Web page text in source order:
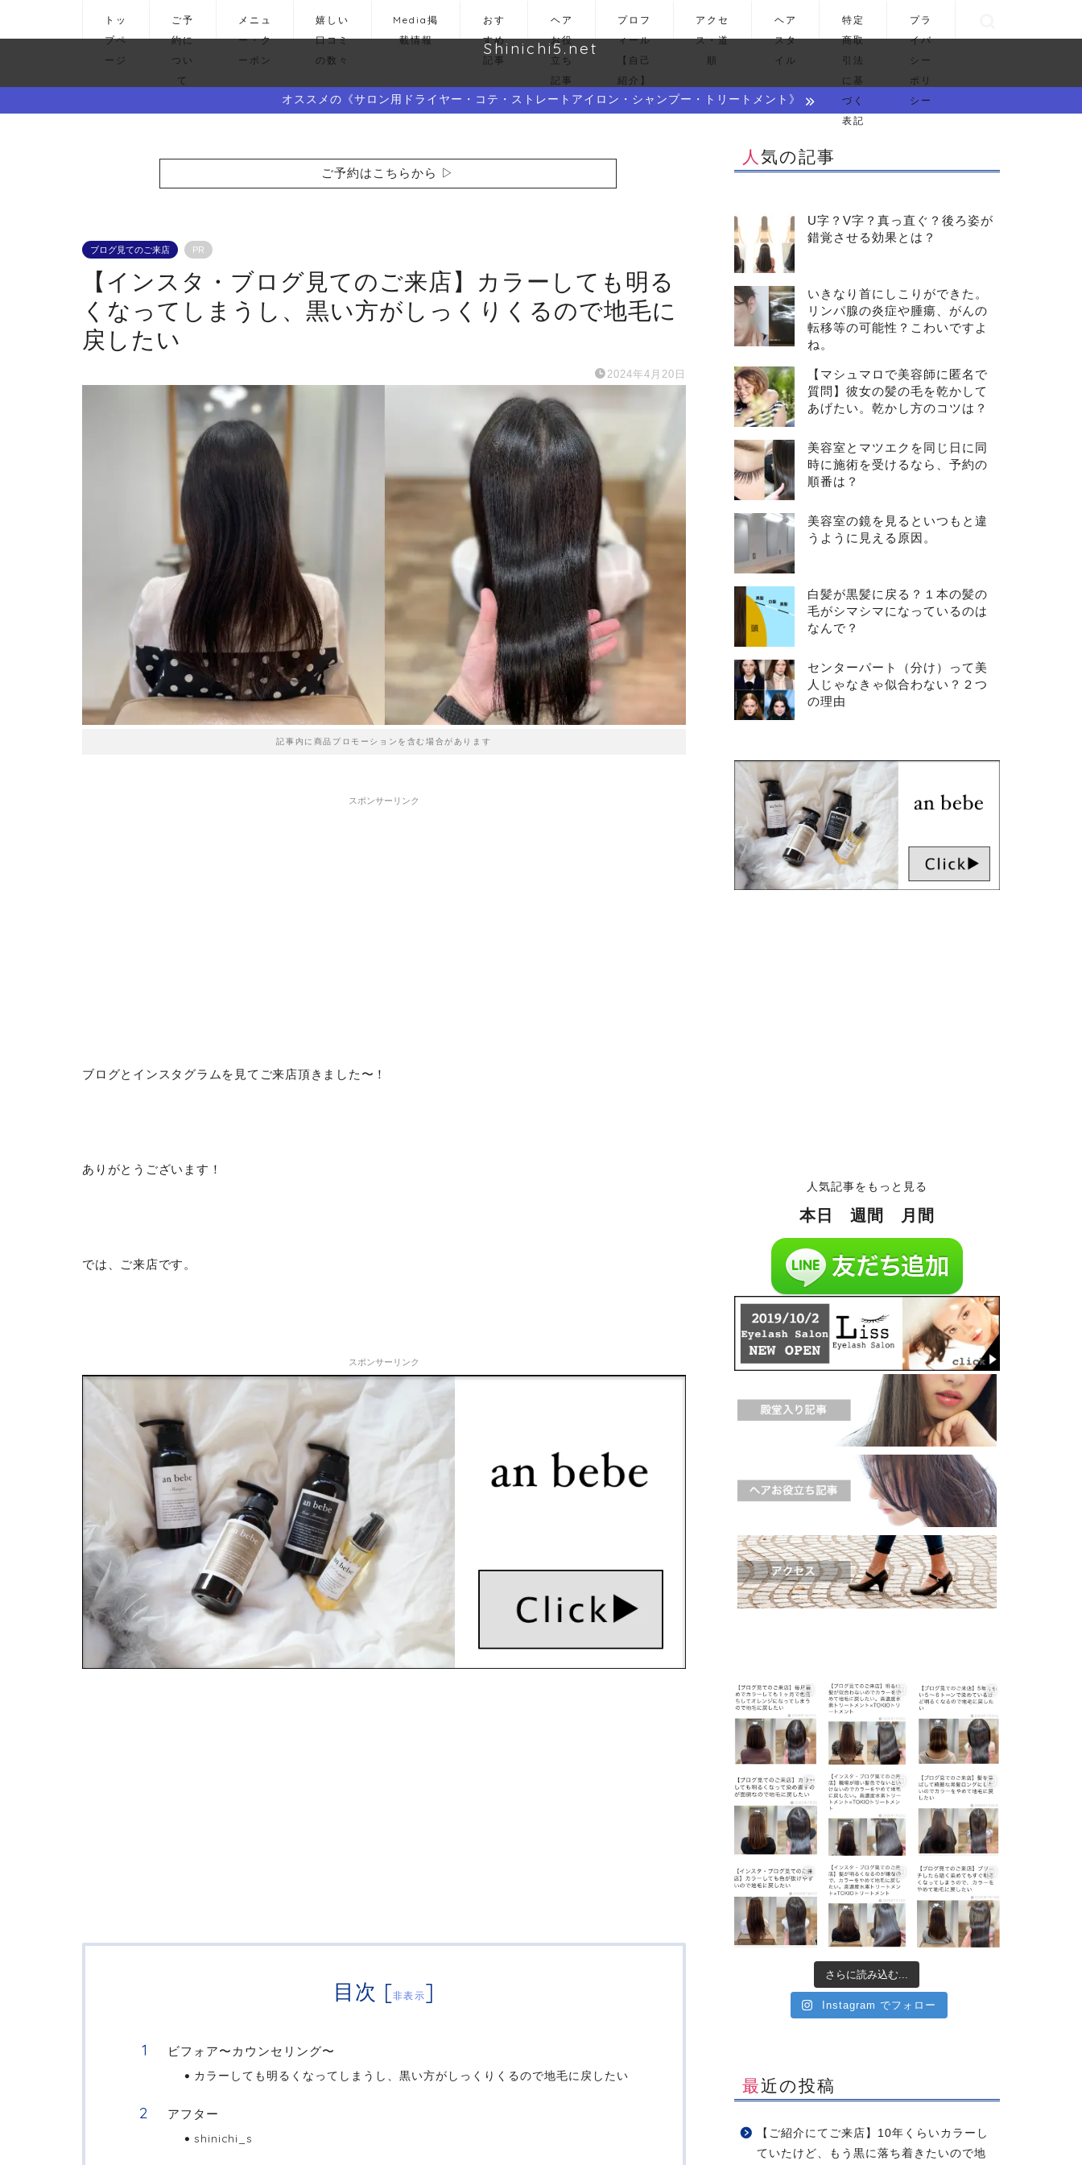
トッ
プペ
ージ
ご予
約に
つい
て
メニュ
ー・ク
ーポン
嬉しい
口コミ
の数々
Media掲
載情報
おす
すめ
記事
ヘア
お役
立ち
記事
プロフ
ィール
【自己
紹介】
アクセ
ス・道
順
ヘア
スタ
イル
特定
商取
引法
に基
づく
表記
プラ
イバ
シー
ポリ
シー
Shinichi5.net
オススメの《サロン用ドライヤー・コテ・ストレートアイロン・シャンプー・トリートメント》
ご予約はこちらから ▷
ブログ見てのご来店 PR
【インスタ・ブログ見てのご来店】カラーしても明る
くなってしまうし、黒い方がしっくりくるので地毛に
戻したい
2024年4月20日
記事内に商品プロモーションを含む場合があります
スポンサーリンク
ブログとインスタグラムを見てご来店頂きました〜！
ありがとうございます！
では、ご来店です。
スポンサーリンク
目次 [非表示]
ビフォア〜カウンセリング〜
カラーしても明るくなってしまうし、黒い方がしっくりくるので地毛に戻したい
アフター
shinichi_s
人気の記事
U字？V字？真っ直ぐ？後ろ姿が
錯覚させる効果とは？
いきなり首にしこりができた。
リンパ腺の炎症や腫瘍、がんの
転移等の可能性？こわいですよ
ね。
【マシュマロで美容師に匿名で
質問】彼女の髪の毛を乾かして
あげたい。乾かし方のコツは？
美容室とマツエクを同じ日に同
時に施術を受けるなら、予約の
順番は？
美容室の鏡を見るといつもと違
うように見える原因。
白髪が黒髪に戻る？１本の髪の
毛がシマシマになっているのは
なんで？
センターパート（分け）って美
人じゃなきゃ似合わない？２つ
の理由
人気記事をもっと見る
本日 週間 月間
さらに読み込む...
Instagram でフォロー
最近の投稿
【ご紹介にてご来店】10年くらいカラーし
ていたけど、もう黒に落ち着きたいので地